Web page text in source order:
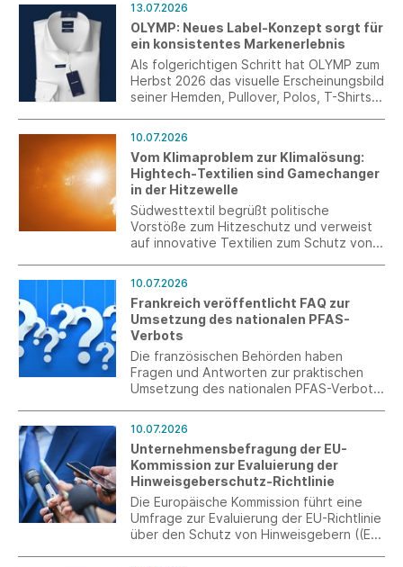
Bundesrat beraten und verabschiedet.
13.07.2026
OLYMP: Neues Label-Konzept sorgt für
ein konsistentes Markenerlebnis
Als folgerichtigen Schritt hat OLYMP zum
Herbst 2026 das visuelle Erscheinungsbild
seiner Hemden, Pullover, Polos, T-Shirts
gesamte Sortiment hinweg einen
einheitlichen Markenauftritt und sorgt für
mehr Orientierung, Wiedererkennung und
Wertigkeit auf der Verkaufsfläche.
10.07.2026
Vom Klimaproblem zur Klimalösung:
Hightech-Textilien sind Gamechanger
in der Hitzewelle
Südwesttextil begrüßt politische
Vorstöße zum Hitzeschutz und verweist
auf innovative Textilien zum Schutz von
10.07.2026
Frankreich veröffentlicht FAQ zur
Umsetzung des nationalen PFAS-
Verbots
Die französischen Behörden haben
Fragen und Antworten zur praktischen
Umsetzung des nationalen PFAS-Verbots
Grenzwerte, analytische Fragen,
Ausnahmen für Recyclingmaterialien
sowie den Umgang mit Lagerbeständen.
10.07.2026
Unternehmensbefragung der EU-
Kommission zur Evaluierung der
Hinweisgeberschutz-Richtlinie
Die Europäische Kommission führt eine
Umfrage zur Evaluierung der EU-Richtlinie
über den Schutz von Hinweisgebern ((EU)